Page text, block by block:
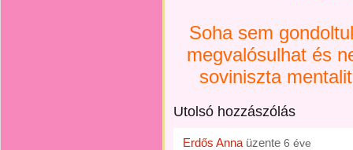
Soha sem
megvalósulhat és
soviniszta
Utolsó hozzászólás
Erdős Anna üzente 6 éve